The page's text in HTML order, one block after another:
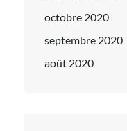
octobre 2020
septembre 2020
août 2020